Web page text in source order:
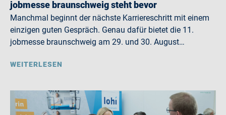
jobmesse braunschweig steht bevor
Manchmal beginnt der nächste Karriereschritt mit einem
einzigen guten Gespräch. Genau dafür bietet die 11.
jobmesse braunschweig am 29. und 30. August…
WEITERLESEN